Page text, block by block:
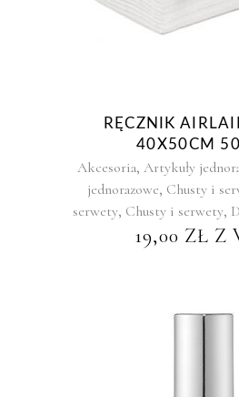
RĘCZNIK
40X50CM
Akcesoria, Artykuły
jednorazowe, Chusty i
serwety, Chusty i serwety,
19,00 ZŁ Z